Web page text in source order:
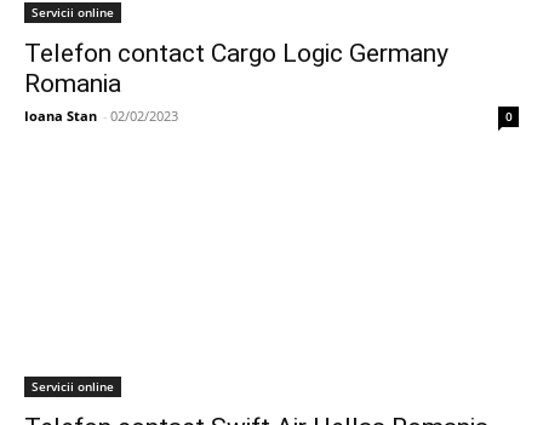
Servicii online
Telefon contact Cargo Logic Germany
Romania
Ioana Stan - 02/02/2023 0
Servicii online